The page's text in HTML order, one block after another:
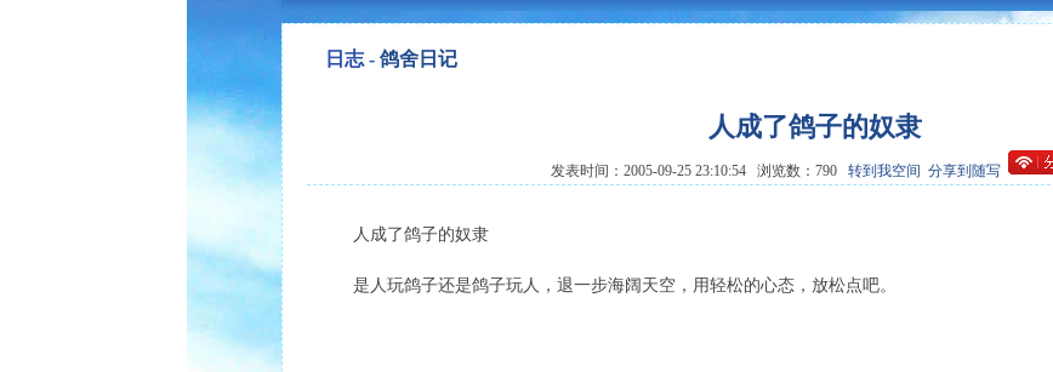
日志 - 鸽舍日记
人成了鸽子的奴隶
发表时间：2005-09-25 23:10:54 浏览数：790 转到我空间 分享到随写
人成了鸽子的奴隶
是人玩鸽子还是鸽子玩人，退一步海阔天空，用轻松的心态，放松点吧。